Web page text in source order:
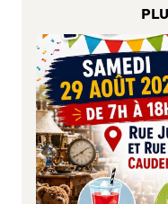
S’abonner au mail
Réseaux sociaux
Journal municipal
Le Territoire
La Métropole de
Le Département de
La Région Normandie